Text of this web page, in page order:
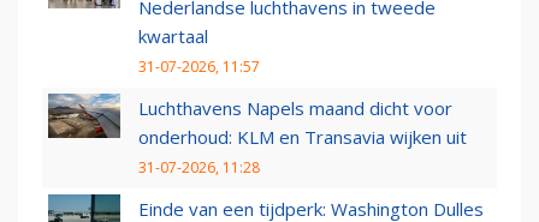
Nederlandse luchthavens in tweede
kwartaal
31-07-2026, 11:57
Luchthavens Napels maand dicht voor
onderhoud: KLM en Transavia wijken uit
31-07-2026, 11:28
Einde van een tijdperk: Washington Dulles